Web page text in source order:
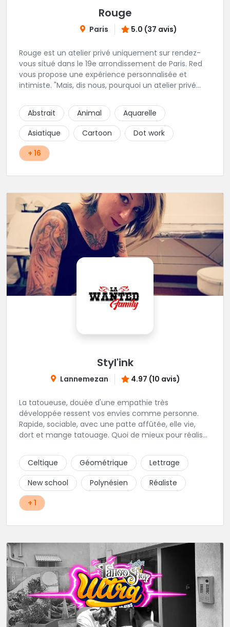
Rouge
Paris 5.0 (37 avis)
Rouge est un atelier privé uniquement sur rendez-
vous situé dans le 19e arrondissement de Paris. Red
vous propose une expérience personnalisée et
intimiste. "Mais, dis nous, pourquoi un atelier privé
qualité de service à tous les tatoué(e)s. L'intérêt est
de prendre son temps, faire les bons choix, et
toujours se donner à 1000 %. Sans oublier, une
hygiène irréprochable. La bonne humeur, l'échange,
le respect, faire un travail personnalisé et toujours de
qualité, sont les mots d'ordre dans cet atelier. " Si
Abstrait Animal
Aquarelle
Asiatique
Cartoon
Dot work
+ 16
Styl'ink
Lannemezan 4.97 (10 avis)
La tatoueuse, douée d'une empathie très
développée ressent vos envies comme personne.
Rapide, sociable, avec une patte affûtée, elle vie,
dort et mange tatouage. Quoi de mieux pour réaliser
Celtique
Géométrique
Lettrage
New school
Polynésien
Réaliste
+ 1